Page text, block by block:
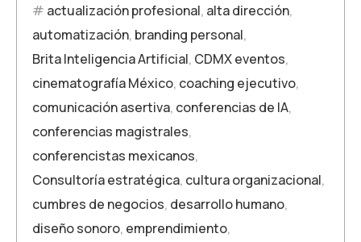
actualización profesional, alta dirección,
automatización, branding personal,
Brita Inteligencia Artificial, CDMX eventos,
cinematografía México, coaching ejecutivo,
comunicación asertiva, conferencias de IA,
conferencias magistrales,
conferencistas mexicanos,
Consultoría estratégica, cultura organizacional,
cumbres de negocios, desarrollo humano,
diseño sonoro, emprendimiento,